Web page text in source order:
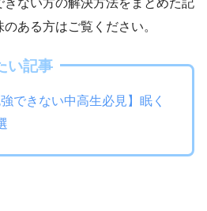
きない方の解決方法をまとめた記
ある方はご覧ください。
い記事
できない中高生必見】眠く